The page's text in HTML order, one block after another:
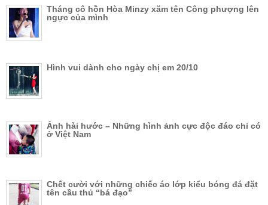
Tháng cô hồn Hòa Minzy xăm tên Công phượng lên
ngực của mình
Hình vui dành cho ngày chị em 20/10
Ảnh hài hước – Những hình ảnh cực độc đáo chỉ có
ở Việt Nam
Chết cười với những chiếc áo lớp kiểu bóng đá đặt
tên cầu thủ “bá đạo”